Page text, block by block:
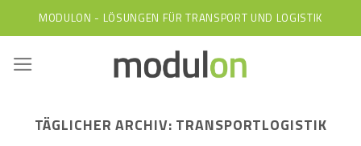
to
content
MODULON - LÖSUNGEN FÜR TRANSPORT UND LOGISTIK
TÄGLICHER ARCHIV: TRANSPORTLOGISTIK